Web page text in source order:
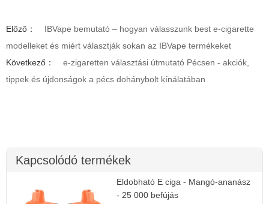
Előző：
IBVape bemutató – hogyan válasszunk best e-cigarette
modelleket és miért választják sokan az IBVape termékeket
Következő：
e-zigaretten választási útmutató Pécsen - akciók,
tippek és újdonságok a pécs dohánybolt kínálatában
Kapcsolódó termékek
Eldobható E ciga - Mangó-ananász
- 25 000 befújás